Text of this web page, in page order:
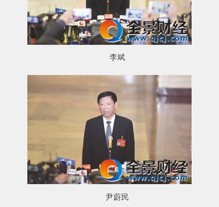
李斌
尹蔚民